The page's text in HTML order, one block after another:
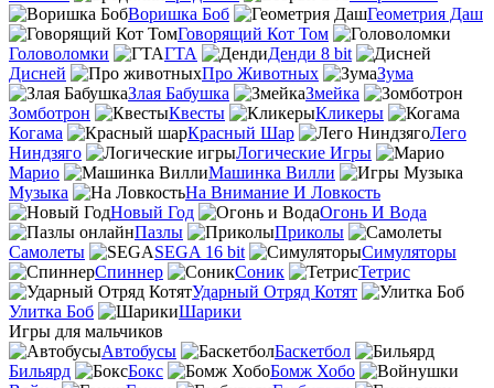
Воришка Боб
Геометрия Даш
Говорящий Кот Том
Головоломки
ГТА
Денди 8 bit
Дисней
Про Животных
Зума
Злая Бабушка
Змейка
Зомботрон
Квесты
Кликеры
Когама
Красный Шар
Лего
Ниндзяго
Логические Игры
Марио
Машинка Вилли
Музыка
На Внимание И Ловкость
Новый Год
Огонь И Вода
Пазлы
Приколы
Самолеты
SEGA 16 bit
Симуляторы
Спиннер
Соник
Тетрис
Ударный Отряд Котят
Улитка Боб
Шарики
Игры для мальчиков
Автобусы
Баскетбол
Бильярд
Бокс
Бомж Хобо